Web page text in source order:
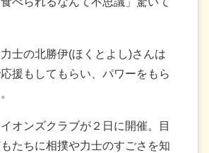
士の北勝伊(ほくとよし)さんは
応援もしてもらい、パワーをもら
オンズクラブが２日に開催。目
たちに相撲や力士のすごさを知